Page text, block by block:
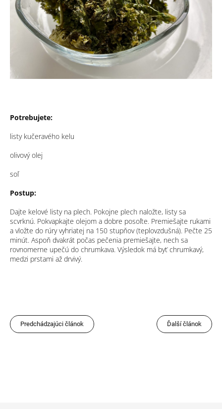
Potrebujete:
listy kučeravého kelu
olivový olej
soľ
Postup:
Dajte kelové listy na plech. Pokojne plech naložte, listy sa
scvrknú. Pokvapkajte olejom a dobre posoľte. Premiešajte rukami
a vložte do rúry vyhriatej na 150 stupňov (teplovzdušná). Pečte 25
minút. Aspoň dvakrát počas pečenia premiešajte, nech sa
rovnomerne upečú do chrumkava. Výsledok má byť chrumkavý,
medzi prstami až drvivý.
Predchádzajúci článok Ďalší článok